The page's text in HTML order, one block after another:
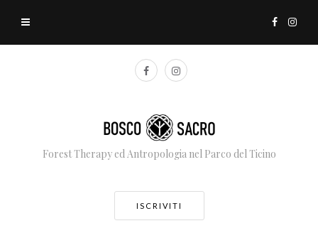
Forest Therapy ed Antropologia nel Parco del Ticino
ISCRIVITI